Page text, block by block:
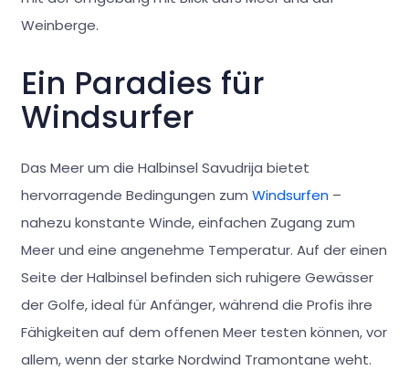
Weinberge.
Ein Paradies für
Windsurfer
Das Meer um die Halbinsel Savudrija bietet
hervorragende Bedingungen zum Windsurfen–
nahezu konstante Winde, einfachen Zugang zum
Meer und eine angenehme Temperatur. Auf der einen
Seite der Halbinsel befinden sich ruhigere Gewässer
der Golfe, ideal für Anfänger, während die Profis ihre
Fähigkeiten auf dem offenen Meer testen können, vor
allem, wenn der starke Nordwind Tramontane weht.